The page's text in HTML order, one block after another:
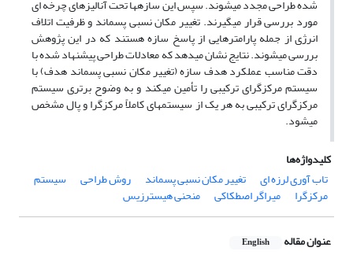
شده طراحی مجدد می­شوند. سپس این سازه­ها تحت آنالیز­های چرخه­ ای
مورد بررسی قرار می­گیرند. تغییر مکان نسبی پسماند و ظرفیت اتلاف
انرژی از جمله پارامتر­هایی از پاسخ سازه­ هستند که در این پژوهش
بررسی می­شوند. نتایج نشان می­دهد که معادلات طراحی پیشنهاد شده با
دقت مناسب عملکرد هدف سازه (تغییر مکان نسبی پسماند هدف) با
سیستم مرکزگرای ترکیبی را تأمین می­کند و به وضوح برتری سیستم
مرکزگرای ترکیبی به هر یک از سیستم­های کاملاً مرکزگرا و پال مشخص
می­شود.
کلیدواژه‌ها
تاب آوری لرزه ای
تغییر مکان نسبی پسماند روش طراحی سیستم
مرکزگرا میراگر اصطکاکی منحنی هیسترزیس
عنوان مقاله English